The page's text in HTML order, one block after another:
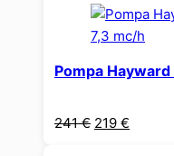
303 €.
Pompa
241€ Prețul
219 €